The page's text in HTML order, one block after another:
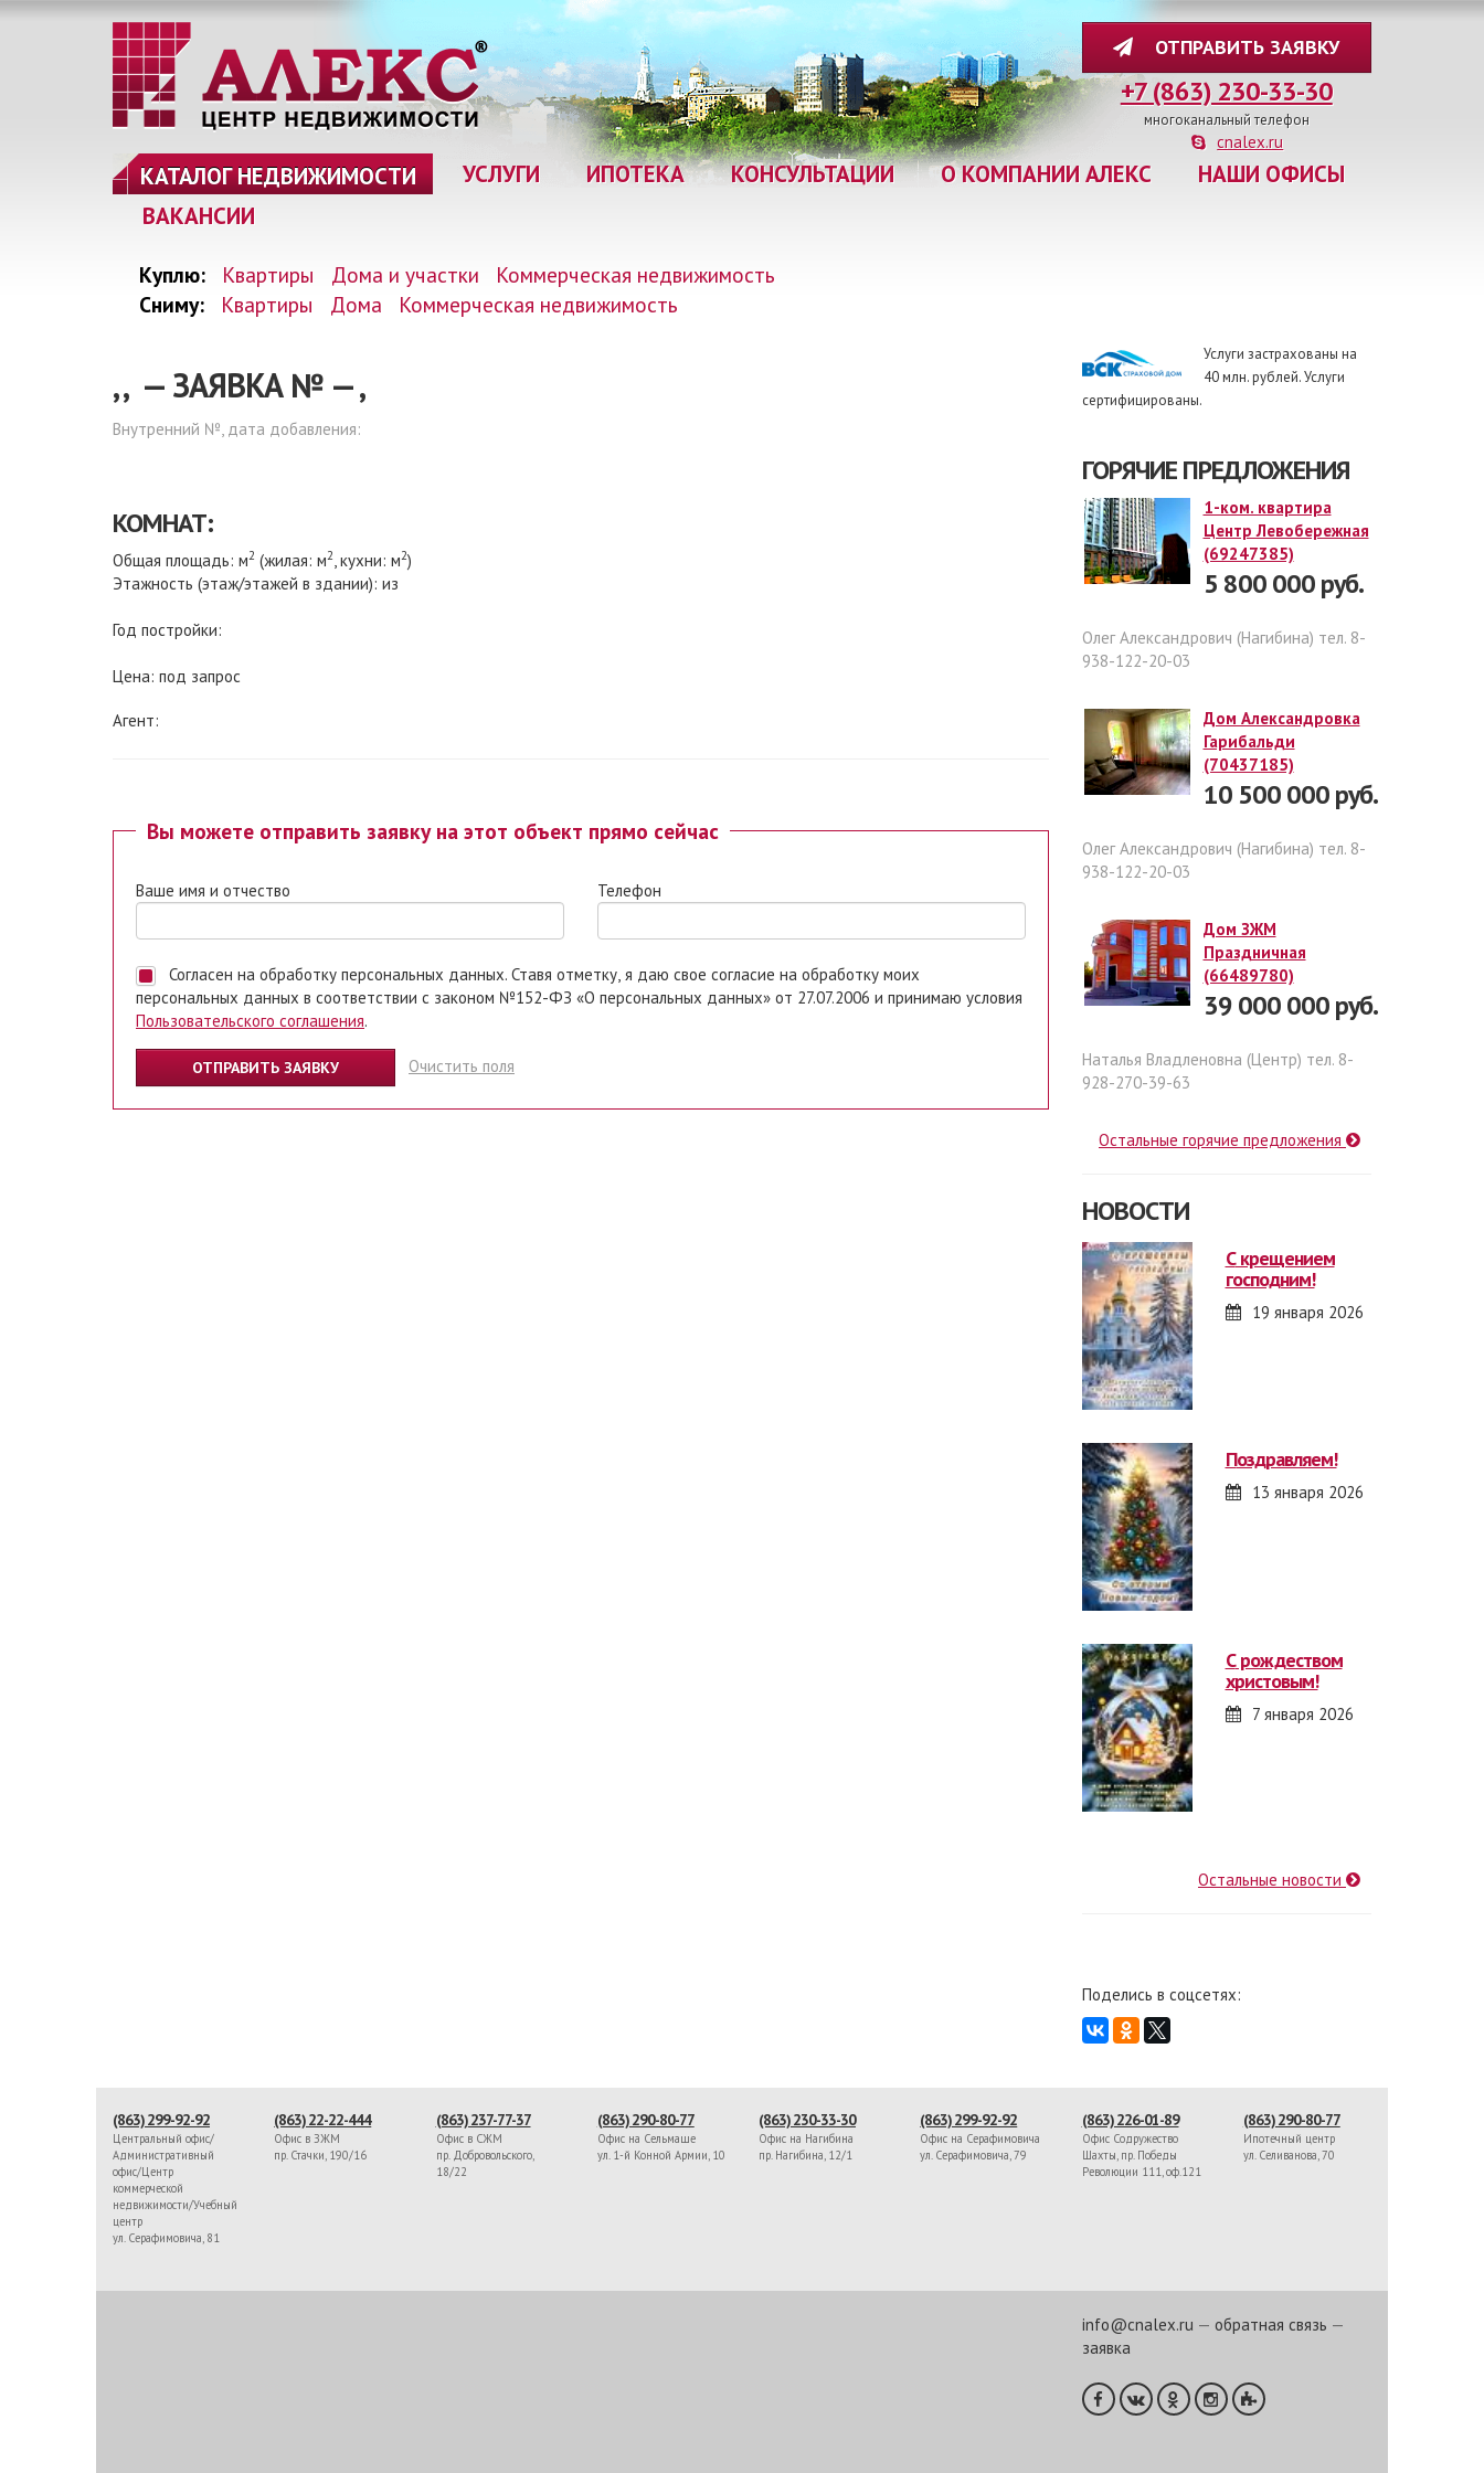
ОТПРАВИТЬ ЗАЯВКУ
+7 (863) 230-33-30
многоканальный телефон
cnalex.ru
КАТАЛОГ НЕДВИЖИМОСТИ УСЛУГИ ИПОТЕКА КОНСУЛЬТАЦИИ О КОМПАНИИ АЛЕКС
НАШИ ОФИСЫ
ВАКАНСИИ
Куплю: Квартиры Дома и участки
Коммерческая недвижимость
Сниму:
Квартиры Дома Коммерческая недвижимость
, , — ЗАЯВКА № —,
Внутренний №, дата добавления:
КОМНАТ:
Общая площадь: м2 (жилая: м2, кухни: м2)
Этажность (этаж/этажей в здании): из
Год постройки:
Цена: под запрос
Агент:
Вы можете отправить заявку на этот объект прямо сейчас
Ваше имя и отчество Телефон
Согласен на обработку персональных данных. Ставя отметку, я даю свое согласие на обработку моих
персональных данных в соответствии с законом №152-ФЗ «О персональных данных» от 27.07.2006 и принимаю условия
Пользовательского соглашения.
Очистить поля
Услуги застрахованы на
40 млн. рублей. Услуги
сертифицированы.
ГОРЯЧИЕ ПРЕДЛОЖЕНИЯ
1-ком. квартира
Центр Левобережная
(69247385)
5 800 000 руб.
Олег Александрович (Нагибина) тел. 8-
938-122-20-03
Дом Александровка
Гарибальди
(70437185)
10 500 000 руб.
Олег Александрович (Нагибина) тел. 8-
938-122-20-03
Дом ЗЖМ
Праздничная
(66489780)
39 000 000 руб.
Наталья Владленовна (Центр) тел. 8-
928-270-39-63
Остальные горячие предложения
НОВОСТИ
с крещением
господним!
19 января 2026
поздравляем!
13 января 2026
с рождеством
христовым!
7 января 2026
Остальные новости
Поделись в соцсетях:
(863) 299-92-92
Центральный офис/
Административный
офис/Центр
коммерческой
недвижимости/Учебный
центр
ул. Серафимовича, 81
(863) 22-22-444
Офис в ЗЖМ
пр. Стачки, 190/16
(863) 237-77-37
Офис в СЖМ
пр. Добровольского,
18/22
(863) 290-80-77
Офис на Сельмаше
ул. 1-й Конной Армии, 10
(863) 230-33-30
Офис на Нагибина
пр. Нагибина, 12/1
(863) 299-92-92
Офис на Серафимовича
ул. Серафимовича, 79
(863) 226-01-89
Офис Содружество
Шахты, пр. Победы
Революции 111, оф.121
(863) 290-80-77
Ипотечный центр
ул. Селиванова, 70
info@cnalex.ru — обратная связь —
заявка